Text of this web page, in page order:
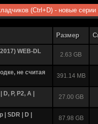
(Ctrl+D) - новые
Размер
WEB-DL
2.63 GB
не считая
391.14 MB
P, P2, A |
27.00 GB
SDR | D |
87.98 GB